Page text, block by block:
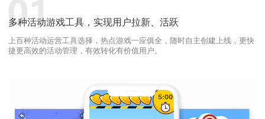
多种活动游戏工具，实现用户拉新、活跃
上百种活动运营工具选择，热点游戏一应俱全，随时自主创建上线，更快
捷更高效的活动管理，有效转化有价值用户。